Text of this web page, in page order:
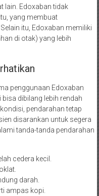
lain. Edoxaban tidak
yang membuat
itu, Edoxaban memiliki
di otak) yang lebih
penggunaan Edoxaban
bisa dibilang lebih rendah
pendarahan tetap
disarankan untuk segera
tanda-tanda pendarahan
cedera kecil.
darah.
ampas kopi.